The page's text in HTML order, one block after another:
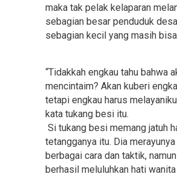
maka tak pelak kelaparan
sebagian besar penduduk
sebagian kecil yang masih
“Tidakkah engkau tahu bahwa
mencintaim? Akan kuberi
tetapi engkau harus melayaniku
kata tukang besi itu.
Si tukang besi memang jatuh
tetangganya itu. Dia
berbagai cara dan taktik,
berhasil meluluhkan hati wanita